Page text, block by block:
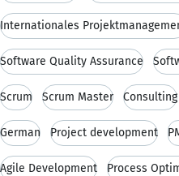
Internationales
Software Quality Assurance
Scrum Scrum Master Consulting
German Project development
Agile Development Process